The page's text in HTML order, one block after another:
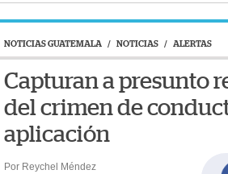
NOTICIAS GUATEMALA / NOTICIAS / ALERTAS
Capturan a presunto
del crimen de
aplicación
Por Reychel Méndez